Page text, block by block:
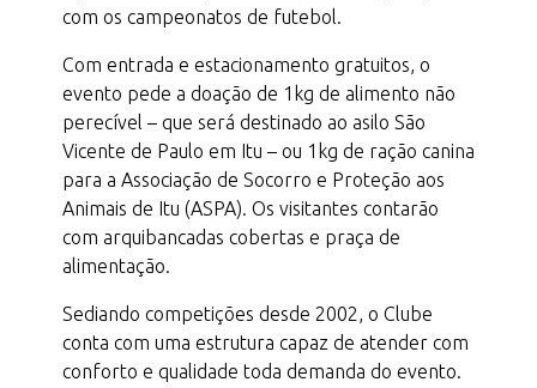
com os campeonatos de futebol.
Com entrada e estacionamento gratuitos, o
evento pede a doação de 1kg de alimento não
perecível – que será destinado ao asilo São
Vicente de Paulo em Itu – ou 1kg de ração canina
para a Associação de Socorro e Proteção aos
Animais de Itu (ASPA). Os visitantes contarão
com arquibancadas cobertas e praça de
alimentação.
Sediando competições desde 2002, o Clube
conta com uma estrutura capaz de atender com
conforto e qualidade toda demanda do evento.